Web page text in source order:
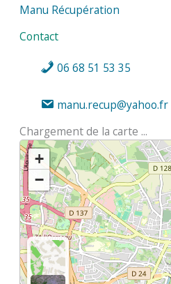
Manu Récupération
Contact
06 68 51 53 35
manu.recup@yahoo.fr
Chargement de la carte ...
+
−